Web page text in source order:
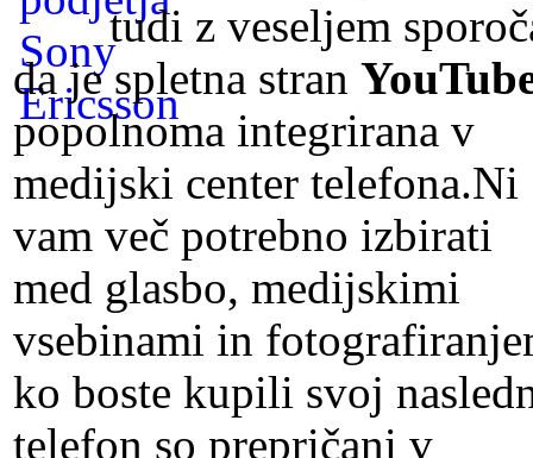
tudi z veseljem
da je spletna stran
popolnoma integrirana v
medijski center telefona.Ni
vam več potrebno izbirati
med glasbo, medijskimi
vsebinami in
ko boste kupili svoj
telefon so prepričani v